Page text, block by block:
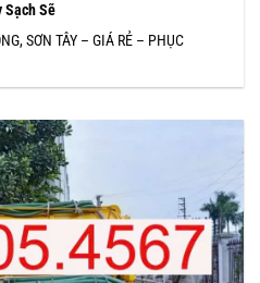
Sạch Sẽ
SƠN TÂY – GIÁ RẺ – PHỤC